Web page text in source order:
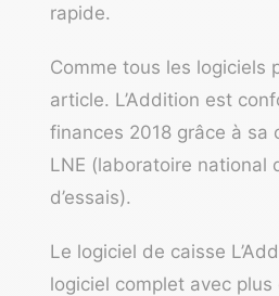
rapide.
Comme tous les logiciels
article. L’Addition est
finances 2018 grâce à sa
LNE (laboratoire national
d’essais).
Le logiciel de caisse
logiciel complet avec